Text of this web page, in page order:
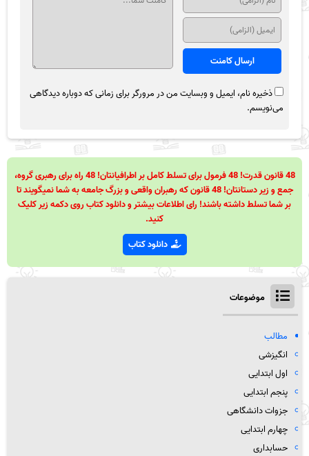
ذخیره نام، ایمیل و وبسایت من در مرورگر برای زمانی که دوباره دیدگاهی
می‌نویسم.
48 قانون قدرت! 48 فرمول برای تسلط کامل بر اطرافیانتان! 48 راه برای رهبری گروه،
جمع و زیر دستانتان! 48 قانون که رهبران واقعی و بزرگ جامعه به شما نمیگویند تا
بر شما تسلط داشته باشند! رای اطلاعات بیشتر و دانلود کتاب روی دکمه زیر کلیک
کنید.
دانلود کتاب
موضوعات
مطالب
انگیزشی
اول ابتدایی
پنجم ابتدایی
جزوات دانشگاهی
چهارم ابتدایی
حسابداری